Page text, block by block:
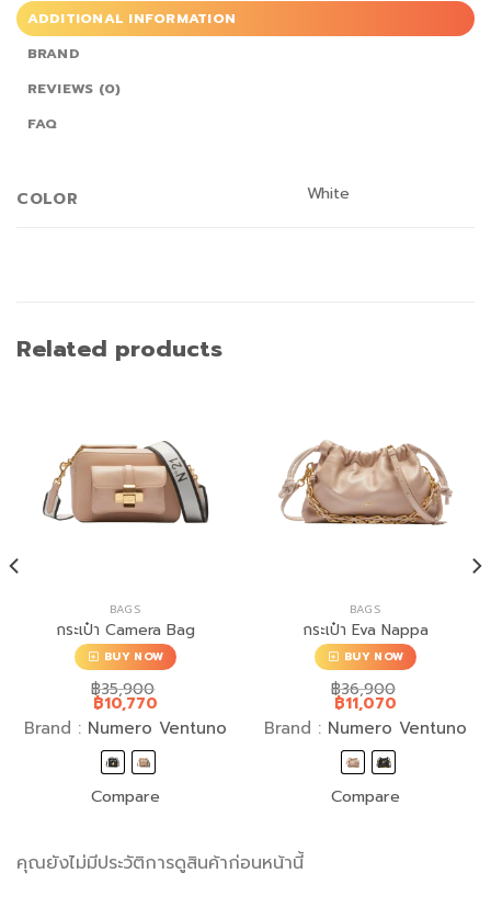
ADDITIONAL INFORMATION
BRAND
REVIEWS (0)
FAQ
COLOR White
Related products
BAGS
กระเป๋า Camera Bag
BUY NOW
฿35,900
฿10,770
Brand : Numero Ventuno
Compare
BAGS
กระเป๋า Eva Nappa
BUY NOW
฿36,900
฿11,070
Brand : Numero Ventuno
Compare
คุณยังไม่มีประวัติการดูสินค้าก่อนหน้านี้